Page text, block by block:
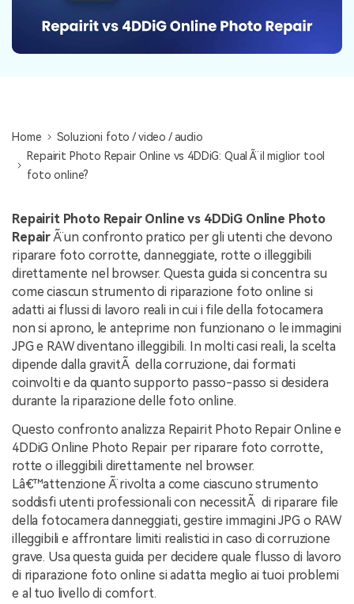
Home
Soluzioni foto / video / audio
Repairit Photo Repair Online vs 4DDiG: Qual Ã¨ il miglior tool
foto online?
Repairit Photo Repair Online vs 4DDiG Online Photo
RepairÃ¨ un confronto pratico per gli utenti che devono
riparare foto corrotte, danneggiate, rotte o illeggibili
direttamente nel browser. Questa guida si concentra su
come ciascun strumento di riparazione foto online si
adatti ai flussi di lavoro reali in cui i file della fotocamera
non si aprono, le anteprime non funzionano o le immagini
JPG e RAW diventano illeggibili. In molti casi reali, la scelta
dipende dalla gravitÃ della corruzione, dai formati
coinvolti e da quanto supporto passo-passo si desidera
durante la riparazione delle foto online.
Questo confronto analizza Repairit Photo Repair Online e
4DDiG Online Photo Repair per riparare foto corrotte,
rotte o illeggibili direttamente nel browser.
Lâ€™attenzione Ã¨ rivolta a come ciascuno strumento
soddisfi utenti professionali con necessitÃ di riparare file
della fotocamera danneggiati, gestire immagini JPG o RAW
illeggibili e affrontare limiti realistici in caso di corruzione
grave. Usa questa guida per decidere quale flusso di lavoro
di riparazione foto online si adatta meglio ai tuoi problemi
e al tuo livello di comfort.